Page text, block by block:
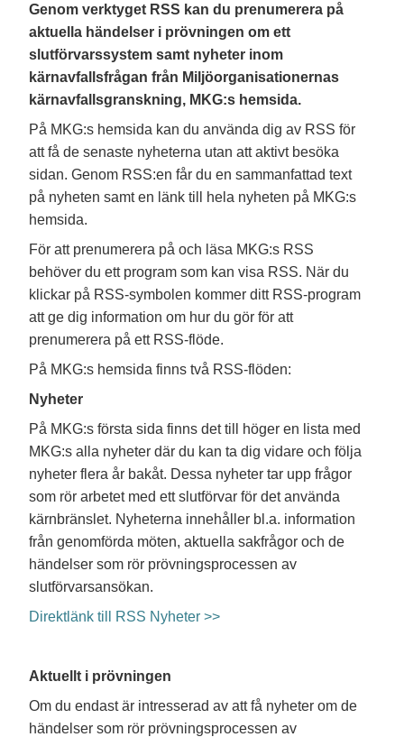
Genom verktyget RSS kan du prenumerera på
aktuella händelser i prövningen om ett
slutförvarssystem samt nyheter inom
kärnavfallsfrågan från Miljöorganisationernas
kärnavfallsgranskning, MKG:s hemsida.
På MKG:s hemsida kan du använda dig av RSS för
att få de senaste nyheterna utan att aktivt besöka
sidan. Genom RSS:en får du en sammanfattad text
på nyheten samt en länk till hela nyheten på MKG:s
hemsida.
För att prenumerera på och läsa MKG:s RSS
behöver du ett program som kan visa RSS. När du
klickar på RSS-symbolen kommer ditt RSS-program
att ge dig information om hur du gör för att
prenumerera på ett RSS-flöde.
På MKG:s hemsida finns två RSS-flöden:
Nyheter
På MKG:s första sida finns det till höger en lista med
MKG:s alla nyheter där du kan ta dig vidare och följa
nyheter flera år bakåt. Dessa nyheter tar upp frågor
som rör arbetet med ett slutförvar för det använda
kärnbränslet. Nyheterna innehåller bl.a. information
från genomförda möten, aktuella sakfrågor och de
händelser som rör prövningsprocessen av
slutförvarsansökan.
Direktlänk till RSS Nyheter >>
Aktuellt i prövningen
Om du endast är intresserad av att få nyheter om de
händelser som rör prövningsprocessen av